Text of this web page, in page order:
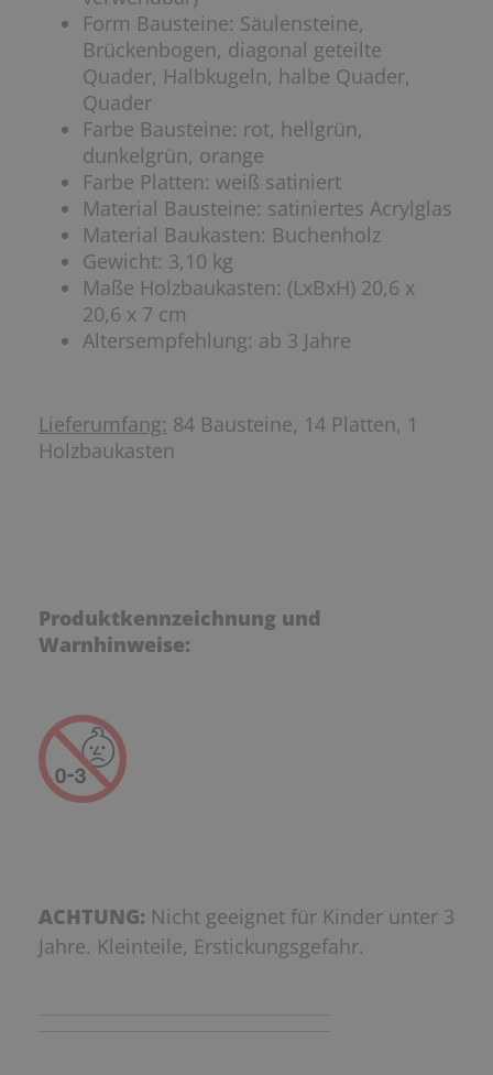
Form Bausteine: Säulensteine,
Brückenbogen, diagonal geteilte
Quader, Halbkugeln, halbe Quader,
Quader
Farbe Bausteine: rot, hellgrün,
dunkelgrün, orange
Farbe Platten: weiß satiniert
Material Bausteine: satiniertes Acrylglas
Material Baukasten: Buchenholz
Gewicht: 3,10 kg
Maße Holzbaukasten: (LxBxH) 20,6 x
20,6 x 7 cm
Altersempfehlung: ab 3 Jahre
Lieferumfang: 84 Bausteine, 14 Platten, 1
Holzbaukasten
Produktkennzeichnung und
Warnhinweise:
ACHTUNG: Nicht geeignet für Kinder unter 3
Jahre. Kleinteile, Erstickungsgefahr.